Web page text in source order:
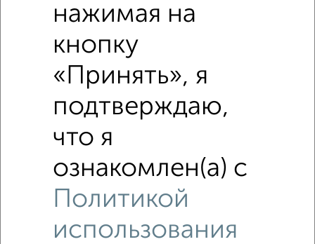
Фотографии
нажимая на
кнопку
«Принять», я
подтверждаю,
что я
ознакомлен(а) с
Политикой
использования